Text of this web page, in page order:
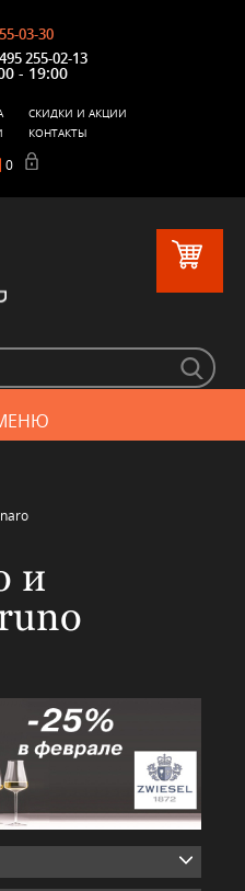
03-30
255-02-13
- 19:00
0
СКИДКИ И АКЦИИ
КОНТАКТЫ
и